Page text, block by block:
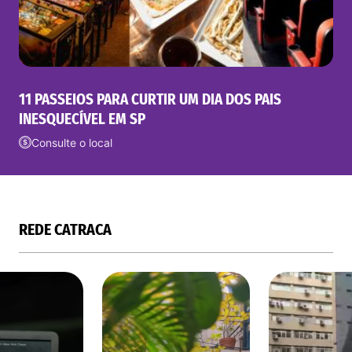
11 PASSEIOS PARA CURTIR UM DIA DOS PAIS
INESQUECÍVEL EM SP
Consulte o local
REDE CATRACA